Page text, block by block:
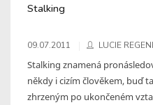
Stalking
09.07.2011 LUCIE
Stalking znamená
někdy i cizím člověkem, buď
zhrzeným po ukončeném